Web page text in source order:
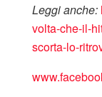
Leggi anche:
volta-che-il-
scorta-lo-